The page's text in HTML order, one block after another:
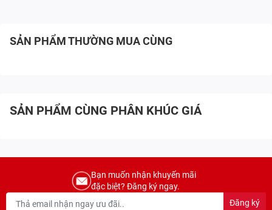
SẢN PHẨM THƯỜNG MUA CÙNG
SẢN PHẨM CÙNG PHÂN KHÚC GIÁ
Bạn muốn nhận khuyến mãi
đặc biệt? Đăng ký ngay.
Đăng ký